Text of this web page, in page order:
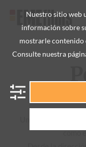
Una selección de
como
Nuestro sitio web
información sobre
mostrarle contenido
Consulte nuestra